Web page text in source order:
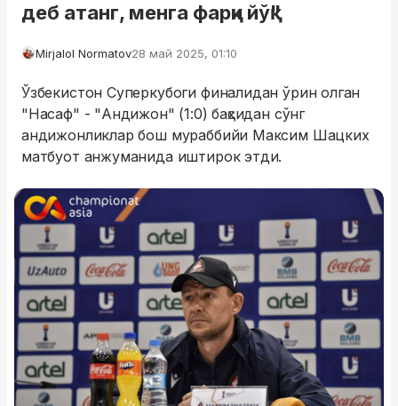
деб атанг, менга фарқи йўқ"
Mirjalol Normatov28 май 2025, 01:10
Ўзбекистон Суперкубоги финалидан ўрин олган
"Насаф" - "Андижон" (1:0) баҳсидан сўнг
андижонликлар бош мураббийи Максим Шацких
матбуот анжуманида иштирок этди.